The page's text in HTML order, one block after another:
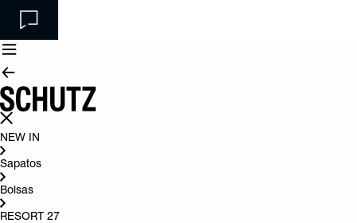
NEW IN
Sapatos
Bolsas
RESORT 27